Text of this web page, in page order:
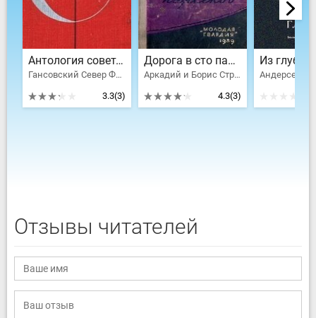
Антология советской фантастики
Гансовский Север Феликсович, Казанцев Александр Петрович, Подольный Роман Григорьевич, Савченко Владимир Иванович, Журавлева Валентина Николаевна, Сапарин Виктор Степанович, Гуревич Георгий Иосифович, Альтов Генрих Саулович, Парнов Еремей Иудович, Емцев Михаил Тихонович, Варшавский Илья Иосифович, Войскунский Евгений Львович, Лукодьянов Исай Борисович, Гор Геннадий Самойлович, Росоховатский Игорь Маркович, Днепров Анатолий, Зубков Борис Васильевич, Муслин Евгений Салимович, Разговоров Никита Владимирович
3.3(3)
Дорога в сто парсеков
Аркадий и Борис Стругацкие, Ефремов Иван Антонович, Савченко Владимир Иванович, Журавлева Валентина Николаевна, Сапарин Виктор Степанович, Гуревич Георгий Иосифович, Мицкевич Анатолий
4.3(3)
Отзывы читателей